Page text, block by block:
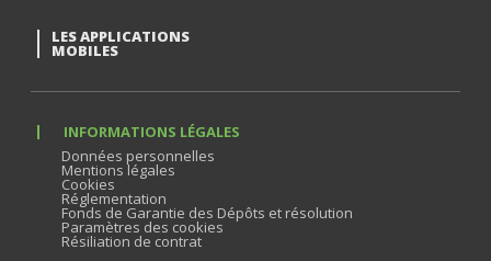
LES APPLICATIONS
MOBILES
INFORMATIONS LÉGALES
Données personnelles
Mentions légales
Cookies
Réglementation
Fonds de Garantie des Dépôts et résolution
Paramètres des cookies
Résiliation de contrat